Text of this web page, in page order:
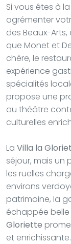
Si vous êtes à
agrémenter
des Beaux-
que Monet et
chère, le
expérience
spécialités
propose une
au théâtre
culturelles
La Villa la
séjour, mais un
les ruelles
environs
patrimoine, la
échappée
Gloriette
et enrichissante.